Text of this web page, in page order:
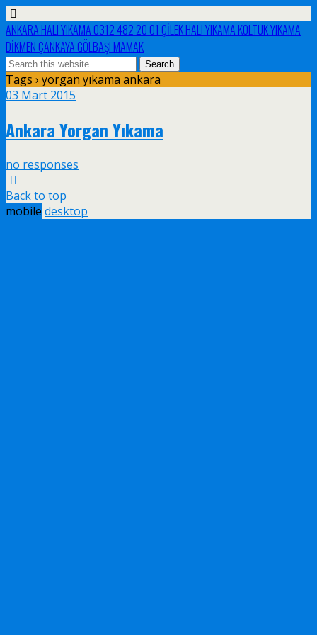
ANKARA HALI YIKAMA 0312 482 20 01 ÇİLEK HALI YIKAMA KOLTUK YIKAMA
DİKMEN ÇANKAYA GÖLBAŞI MAMAK
Tags › yorgan yıkama ankara
03 Mart 2015
Ankara Yorgan Yıkama
no responses
Back to top
mobile desktop